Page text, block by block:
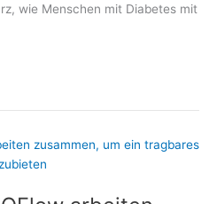
wie Menschen mit Diabetes mit